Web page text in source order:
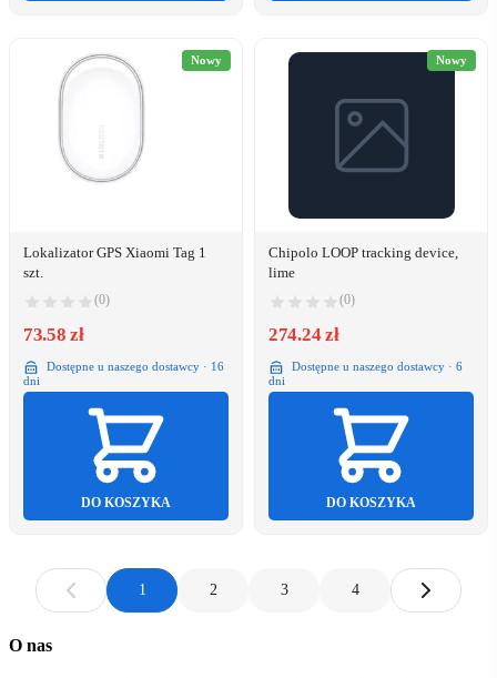
Nowy
Lokalizator GPS Xiaomi Tag 1
szt.
(0)
73.58 zł
Dostępne u naszego dostawcy · 16
dni
DO KOSZYKA
Nowy
Chipolo LOOP tracking device,
lime
(0)
274.24 zł
Dostępne u naszego dostawcy · 6
dni
DO KOSZYKA
1 2 3 4
O nas